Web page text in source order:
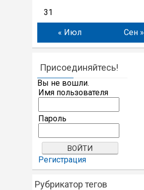
« Июл Сен »
31
Присоединяйтесь!
Вы не вошли.
Имя пользователя
Пароль
Регистрация
Рубрикатор тегов